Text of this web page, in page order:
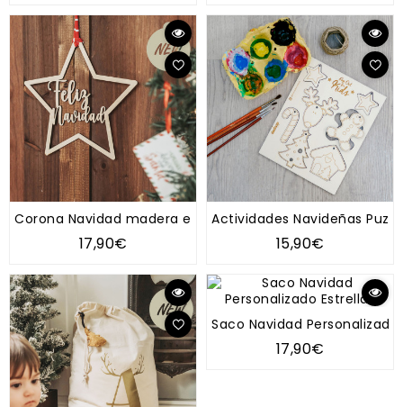
Corona Navidad madera estrella
17,90€
Actividades Navideñas
15,90€
Saco Navidad Personalizado
17,90€